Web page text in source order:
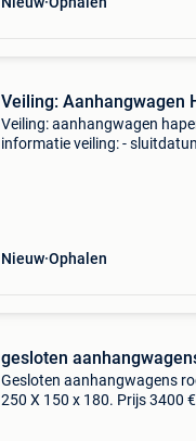
Veiling: Aanhangwagen
Veiling: aanhangwagen
informatie veiling: -
Nieuw Ophalen
gesloten
Gesloten aanhangwagens
250 X 150 x 180. Prijs 3400 €.